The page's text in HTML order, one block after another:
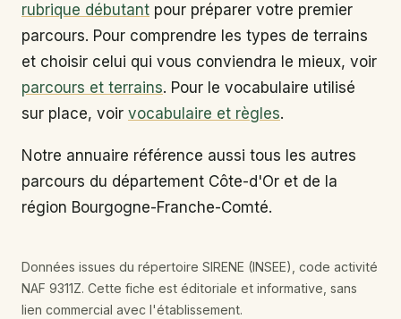
rubrique débutant pour préparer votre premier
parcours. Pour comprendre les types de terrains
et choisir celui qui vous conviendra le mieux, voir
parcours et terrains. Pour le vocabulaire utilisé
sur place, voir vocabulaire et règles.
Notre annuaire référence aussi tous les autres
parcours du département Côte-d'Or et de la
région Bourgogne-Franche-Comté.
Données issues du répertoire SIRENE (INSEE), code activité
NAF 9311Z. Cette fiche est éditoriale et informative, sans
lien commercial avec l'établissement.